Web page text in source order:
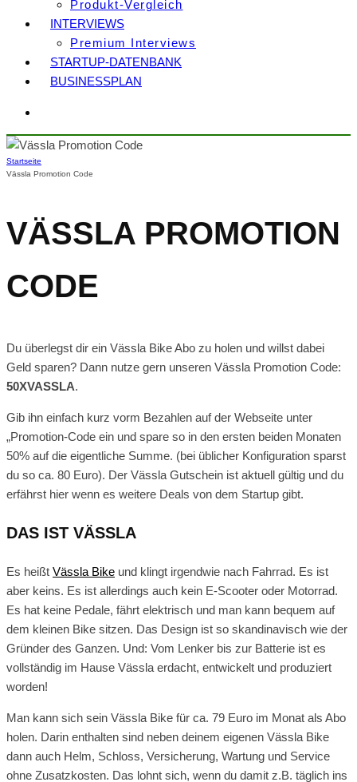
Produkt-Vergleich
INTERVIEWS
Premium Interviews
STARTUP-DATENBANK
BUSINESSPLAN
Startseite
Vässla Promotion Code
VÄSSLA PROMOTION
CODE
Du überlegst dir ein Vässla Bike Abo zu holen und willst dabei
Geld sparen? Dann nutze gern unseren Vässla Promotion Code:
50XVASSLA.
Gib ihn einfach kurz vorm Bezahlen auf der Webseite unter
„Promotion-Code ein und spare so in den ersten beiden Monaten
50% auf die eigentliche Summe. (bei üblicher Konfiguration sparst
du so ca. 80 Euro). Der Vässla Gutschein ist aktuell gültig und du
erfährst hier wenn es weitere Deals von dem Startup gibt.
DAS IST VÄSSLA
Es heißt Vässla Bike und klingt irgendwie nach Fahrrad. Es ist
aber keins. Es ist allerdings auch kein E-Scooter oder Motorrad.
Es hat keine Pedale, fährt elektrisch und man kann bequem auf
dem kleinen Bike sitzen. Das Design ist so skandinavisch wie der
Gründer des Ganzen. Und: Vom Lenker bis zur Batterie ist es
vollständig im Hause Vässla erdacht, entwickelt und produziert
worden!
Man kann sich sein Vässla Bike für ca. 79 Euro im Monat als Abo
holen. Darin enthalten sind neben deinem eigenen Vässla Bike
dann auch Helm, Schloss, Versicherung, Wartung und Service
ohne Zusatzkosten. Das lohnt sich, wenn du damit z.B. täglich ins